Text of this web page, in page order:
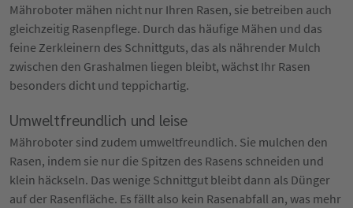
Mähroboter mähen nicht nur Ihren Rasen, sie betreiben auch
gleichzeitig Rasenpflege. Durch das häufige Mähen und das
feine Zerkleinern des Schnittguts, das als nährender Mulch
zwischen den Grashalmen liegen bleibt, wächst Ihr Rasen
besonders dicht und teppichartig.
Umweltfreundlich und leise
Mähroboter sind zudem umweltfreundlich. Sie mulchen den
Rasen, indem sie nur die Spitzen des Rasens schneiden und
klein häckseln. Das wenige Schnittgut bleibt dann als Dünger
auf der Rasenfläche. Es fällt also kein Rasenabfall an, was mehr